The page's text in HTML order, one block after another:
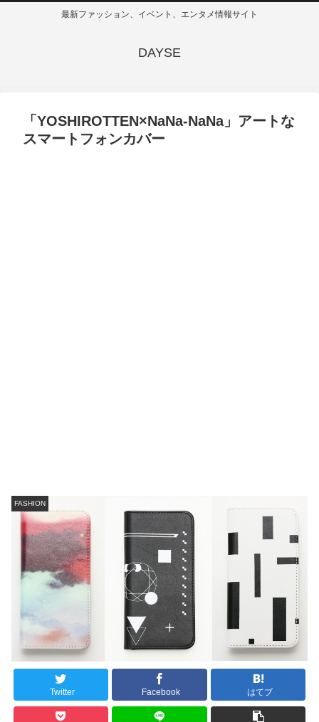
最新ファッション、イベント、エンタメ情報サイト
DAYSE
「YOSHIROTTEN×NaNa-NaNa」アートな
スマートフォンカバー
FASHION
Twitter Facebook はてブ